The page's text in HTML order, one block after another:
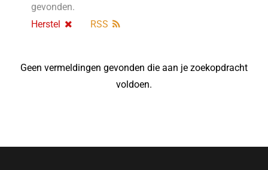
gevonden.
Herstel
RSS
Geen vermeldingen gevonden die aan je zoekopdracht
voldoen.